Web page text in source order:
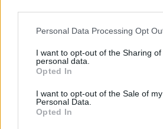
This information may also be
disclose it to other third parties.
Please note that this website/app
services and may gather and store
not limited to your visit or usage
grant or deny consent to Google and
Personal Data Processing Opt
I want to opt-out of the Sharing of
personal data.
Opted In
I want to opt-out of the Sale of my
Personal Data.
Opted In
La nuova Mercedes GLA 2027 si
design rinnovato, tecnologie